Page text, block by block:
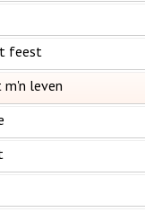
feest
m'n leven